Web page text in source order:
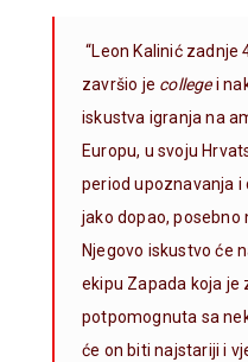
“Leon Kalinić zadnje
završio je collegei
iskustva igranja na
Europu, u svoju
period upoznavanja i
jako dopao, posebno
Njegovo iskustvo će
ekipu Zapada koja je
potpomognuta sa
će on biti najstariji i